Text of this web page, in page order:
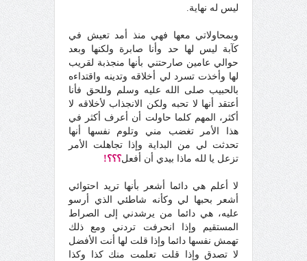
ليس له نهاية.
وبمحاولاتي معها فهي منذ أمد تعيش في
كآبة ليس لها حد وأنا صابرة ولكنها وبعد
حوالي عامين صارحتني بأنها منجذبة لقريب
لها وأخذت تسرد لي أخلاقه وتدينه واقتداءه
بالحبيب صلى الله عليه وسلم وللحق فأنا
أعتقد أنها لا تحبه ولكن الانجذاب لأخلاقه لا
أكثر، المهم كلما حاولت أن أعرف أكثر في
هذا الأمر تغضب مني وتلوم نفسها أنها
تحدثت لي من البداية وإذا تجاهلت الأمر
تزعل يا لله ماذا بيدي أن أفعل؟؟؟!
لا أعلم هي دائما أشعر بأنها تريد احتوائي
أشعر بحبها لي وكأنه شاطئي الذي أرسو
عليه، هي دائما من يرشدني إلى الصراط
المستقيم وإذا انحرفت تردني ومع ذلك
تهمش نفسها دائما وإذا قلت لها أنت الأفضل
لا تصدق وإذا قلت تعلمت منك كذا وكذا